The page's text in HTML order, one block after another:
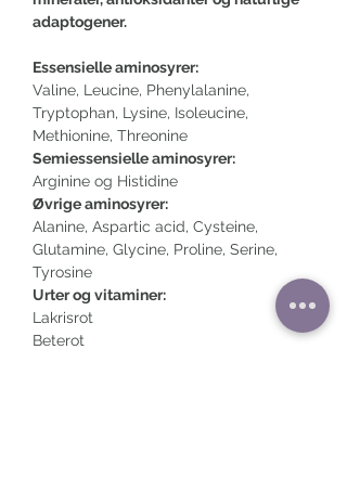
adaptogener.
Essensielle aminosyrer:
Valine, Leucine, Phenylalanine,
Tryptophan, Lysine, Isoleucine,
Methionine, Threonine
Semiessensielle aminosyrer:
Arginine og Histidine
Øvrige aminosyrer:
Alanine, Aspartic acid, Cysteine,
Glutamine, Glycine, Proline, Serine,
Tyrosine
Urter og vitaminer:
Lakrisrot
Beterot